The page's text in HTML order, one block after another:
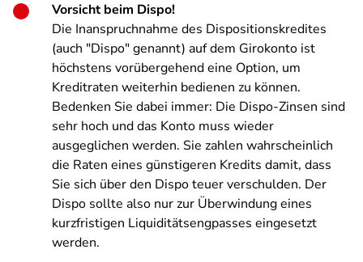
Vorsicht beim Dispo!
Die Inanspruchnahme des Dispositionskredites
(auch "Dispo" genannt) auf dem Girokonto ist
höchstens vorübergehend eine Option, um
Kreditraten weiterhin bedienen zu können.
Bedenken Sie dabei immer: Die Dispo-Zinsen sind
sehr hoch und das Konto muss wieder
ausgeglichen werden. Sie zahlen wahrscheinlich
die Raten eines günstigeren Kredits damit, dass
Sie sich über den Dispo teuer verschulden. Der
Dispo sollte also nur zur Überwindung eines
kurzfristigen Liquiditätsengpasses eingesetzt
werden.